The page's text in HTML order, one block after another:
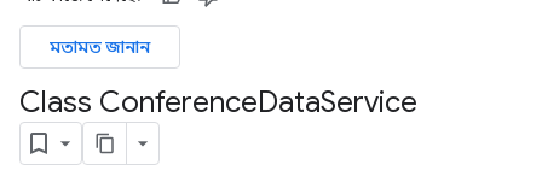
মতামত জানান
Class ConferenceDataService